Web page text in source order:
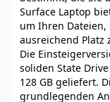
Surface Laptop
um Ihren Dateien,
ausreichend Platz
Die
soliden State
128 GB geliefert.
grundlegenden